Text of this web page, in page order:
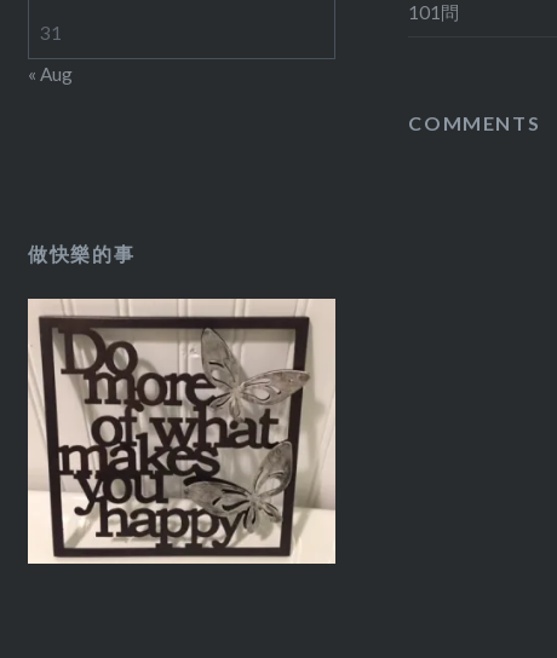
31
« Aug
101問
COMMENTS
做快樂的事